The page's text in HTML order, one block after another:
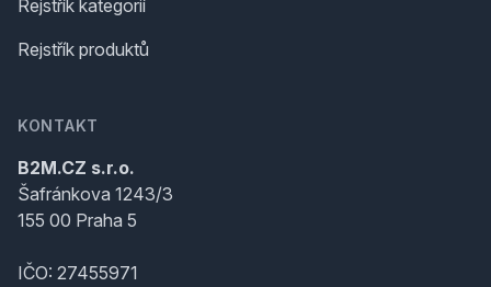
Rejstřík kategorií
Rejstřík produktů
KONTAKT
B2M.CZ s.r.o.
Šafránkova 1243/3
155 00 Praha 5
IČO: 27455971